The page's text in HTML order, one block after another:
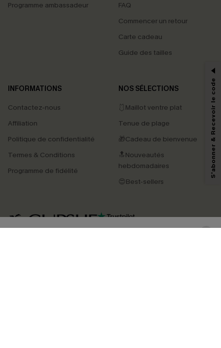
Programme ambassadeur
FAQ
Commencer un retour
Carte cadeau
Guide des tailles
INFORMATIONS
Contactez-nous
Affiliation
Politique de confidentialité
Termes & Conditions
Programme de fidélité
NOS SÉLECTIONS
🩱Maillot ventre plat
Tenue de plage
🎁Cadeau de bienvenue
🔝Nouveautés
hebdomadaires
😍Best-sellers
4.4
PROFITEZ DE -15%
marketing (y compris du contenu généré par l'IA) de Cupshe et
pouvons utiliser les données collectées sur notre site ainsi que des
savoir si ceux-ci ont été ouverts, de mesurer votre engagement, de
personnaliser nos contenus et nos offres, et de vous recommander des
produits susceptibles de vous intéresser, conformément à notre
Politique de
. Vous pouvez vous désabonner à tout moment.
S'abonner & Recevoir le code